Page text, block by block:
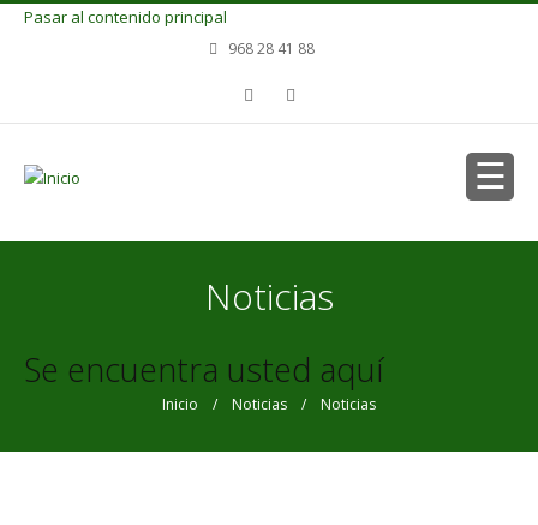
Pasar al contenido principal
968 28 41 88
Noticias
Se encuentra usted aquí
Inicio / Noticias / Noticias